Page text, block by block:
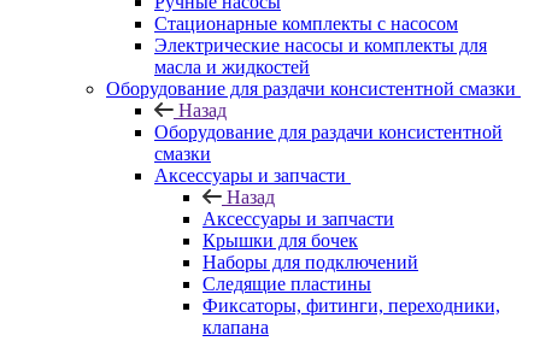
Стационарные комплекты с насосом
Электрические насосы и комплекты для
масла и жидкостей
Оборудование для раздачи консистентной смазки
Назад
Оборудование для раздачи консистентной
смазки
Аксессуары и запчасти
Назад
Аксессуары и запчасти
Крышки для бочек
Наборы для подключений
Следящие пластины
Фиксаторы, фитинги, переходники,
клапана